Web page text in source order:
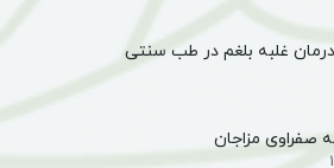
غلبه بلغم در طب سنتی
صفراوی مزاجان